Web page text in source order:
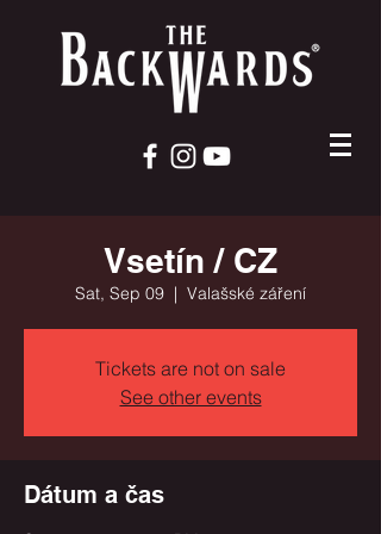
Vsetín / CZ
Sat, Sep 09
  |
Valašské záření
Tickets are not on sale
See other events
Dátum a čas